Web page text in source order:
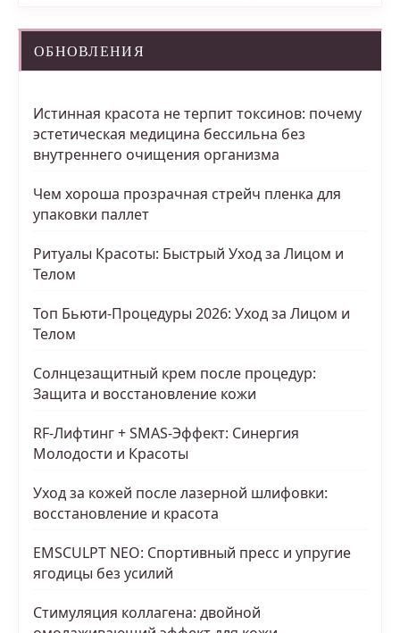
ОБНОВЛЕНИЯ
Истинная красота не терпит токсинов: почему
эстетическая медицина бессильна без
внутреннего очищения организма
Чем хороша прозрачная стрейч пленка для
упаковки паллет
Ритуалы Красоты: Быстрый Уход за Лицом и
Телом
Топ Бьюти-Процедуры 2026: Уход за Лицом и
Телом
Солнцезащитный крем после процедур:
Защита и восстановление кожи
RF-Лифтинг + SMAS-Эффект: Синергия
Молодости и Красоты
Уход за кожей после лазерной шлифовки:
восстановление и красота
EMSCULPT NEO: Спортивный пресс и упругие
ягодицы без усилий
Стимуляция коллагена: двойной